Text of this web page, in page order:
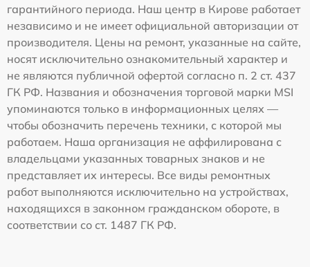
гарантийного периода. Наш центр в Кирове работает
независимо и не имеет официальной авторизации от
производителя. Цены на ремонт, указанные на сайте,
носят исключительно ознакомительный характер и
не являются публичной офертой согласно п. 2 ст. 437
ГК РФ. Названия и обозначения торговой марки MSI
упоминаются только в информационных целях —
чтобы обозначить перечень техники, с которой мы
работаем. Наша организация не аффилирована с
владельцами указанных товарных знаков и не
представляет их интересы. Все виды ремонтных
работ выполняются исключительно на устройствах,
находящихся в законном гражданском обороте, в
соответствии со ст. 1487 ГК РФ.